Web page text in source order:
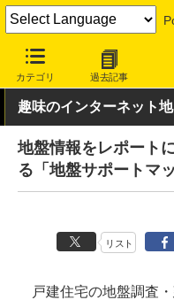
カテゴリ 過去記事
INTERNET Watch トピック
趣味のインターネット
地盤情報をレポート
る「地盤サポートマ
リスト
戸建住宅の地盤調査